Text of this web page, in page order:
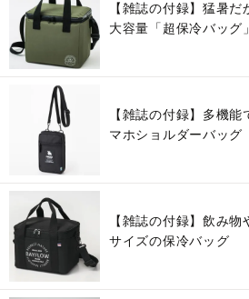
【雑誌の付録】猛暑だ
大容量「超保冷バッグ」
【雑誌の付録】多機
マホショルダーバッグ
【雑誌の付録】飲み
サイズの保冷バッグ